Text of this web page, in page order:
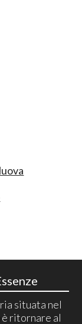
situata nel
è ritornare al